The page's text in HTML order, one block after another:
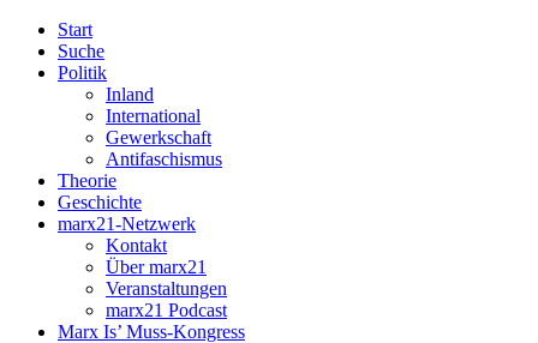
Start
Suche
Politik
Inland
International
Gewerkschaft
Antifaschismus
Theorie
Geschichte
marx21-Netzwerk
Kontakt
Über marx21
Veranstaltungen
marx21 Podcast
Marx Is’ Muss-Kongress